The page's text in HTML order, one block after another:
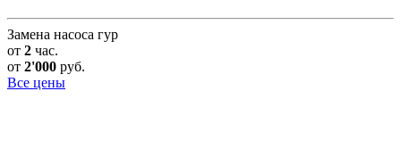
Замена насоса гур
от 2 час.
от 2'000 руб.
Все цены